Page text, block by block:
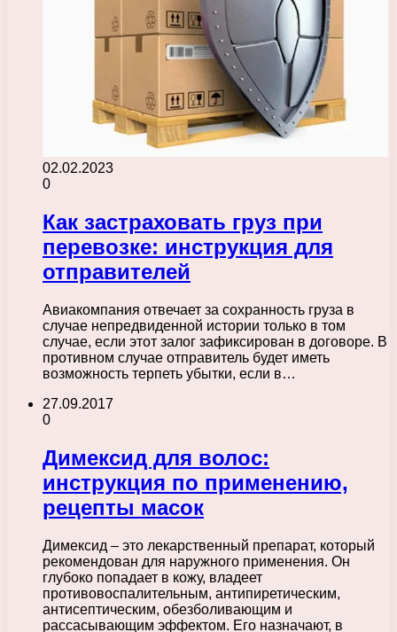
02.02.2023
0
Как застраховать груз при
перевозке: инструкция для
отправителей
Авиакомпания отвечает за сохранность груза в
случае непредвиденной истории только в том
случае, если этот залог зафиксирован в договоре. В
противном случае отправитель будет иметь
возможность терпеть убытки, если в…
27.09.2017
0
Димексид для волос:
инструкция по применению,
рецепты масок
Димексид – это лекарственный препарат, который
рекомендован для наружного применения. Он
глубоко попадает в кожу, владеет
противовоспалительным, антипиретическим,
антисептическим, обезболивающим и
рассасывающим эффектом. Его назначают, в